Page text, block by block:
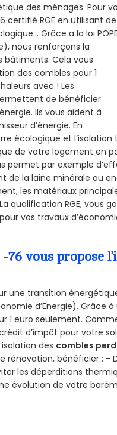
des ménages. Pour
certifié RGE en utilisant
Grâce a la loi
nous renforçons la
bâtiments. Cela vous
des combles pour 1
avec ! Les
permettent de bénéficier
Ils vous aident à
d’énergie. En
écologique et l’isolation
de votre logement en
permet par exemple
de la laine minérale ou
les matériaux
qualification RGE, vous
vos travaux
vous propose
une transition
d’Energie). Grâce
1 euro seulement.
d’impôt pour votre
des combles
rénovation, bénéficier : -
les déperditions
évolution de votre